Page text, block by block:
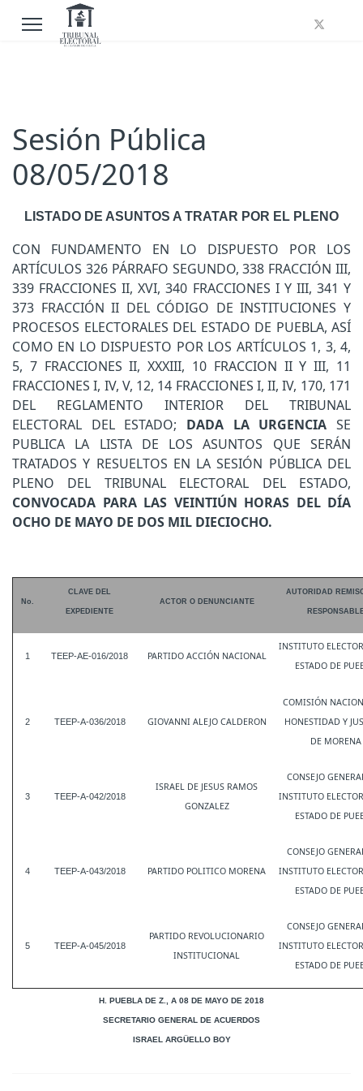
Sesión Pública
08/05/2018
LISTADO DE ASUNTOS A TRATAR POR EL PLENO
CON FUNDAMENTO EN LO DISPUESTO POR LOS
ARTÍCULOS 326 PÁRRAFO SEGUNDO, 338 FRACCIÓN III,
339 FRACCIONES II, XVI, 340 FRACCIONES I Y III, 341 Y
373 FRACCIÓN II DEL CÓDIGO DE INSTITUCIONES Y
PROCESOS ELECTORALES DEL ESTADO DE PUEBLA, ASÍ
COMO EN LO DISPUESTO POR LOS ARTÍCULOS 1, 3, 4,
5, 7 FRACCIONES II, XXXIII, 10 FRACCION II Y III, 11
FRACCIONES I, IV, V, 12, 14 FRACCIONES I, II, IV, 170, 171
DEL REGLAMENTO INTERIOR DEL TRIBUNAL
ELECTORAL DEL ESTADO; DADA LA URGENCIA SE
PUBLICA LA LISTA DE LOS ASUNTOS QUE SERÁN
TRATADOS Y RESUELTOS EN LA SESIÓN PÚBLICA DEL
PLENO DEL TRIBUNAL ELECTORAL DEL ESTADO,
CONVOCADA PARA LAS VEINTIÚN HORAS DEL DÍA
OCHO DE MAYO DE DOS MIL DIECIOCHO.
No.
CLAVE DEL
EXPEDIENTE
ACTOR O DENUNCIANTE
AUTORIDAD
1 TEEP-AE-016/2018 PARTIDO ACCIÓN NACIONAL
INSTITUTO
ESTADO DE
2 TEEP-A-036/2018 GIOVANNI ALEJO CALDERON
COMISIÓN
HONESTIDAD Y
DE MORENA
3 TEEP-A-042/2018
ISRAEL DE JESUS RAMOS
GONZALEZ
CONSEJO
INSTITUTO
ESTADO DE
4 TEEP-A-043/2018 PARTIDO POLITICO MORENA
CONSEJO
INSTITUTO
ESTADO DE
5 TEEP-A-045/2018
PARTIDO REVOLUCIONARIO
INSTITUCIONAL
CONSEJO
INSTITUTO
ESTADO DE
H. PUEBLA DE Z., A 08 DE MAYO DE 2018
SECRETARIO GENERAL DE ACUERDOS
ISRAEL ARGÜELLO BOY